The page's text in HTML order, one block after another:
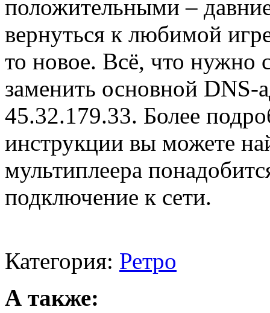
положительными –
вернуться к любимой
то новое. Всё, что нужно
заменить основной DNS-
45.32.179.33. Более
инструкции вы можете
мультиплеера
подключение к сети.
Категория: Ретро
А также: